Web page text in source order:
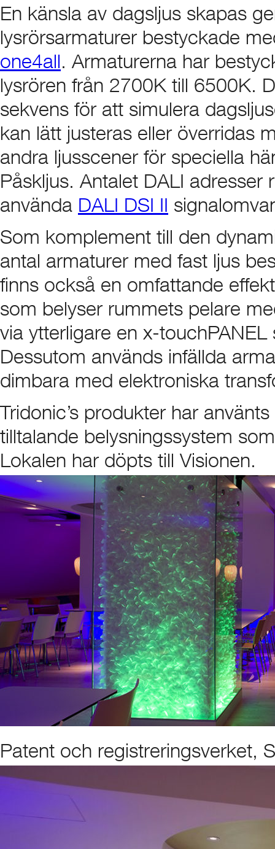
En känsla av dagsljus skapas
lysrörsarmaturer bestyckade
one4all. Armaturerna har
lysrören från 2700K till 6500K.
sekvens för att simulera
kan lätt justeras eller överridas
andra ljusscener för speciella
Påskljus. Antalet DALI
använda DALI DSI II
Som komplement till den
antal armaturer med fast ljus
finns också en omfattande
som belyser rummets pelare
via ytterligare en x-
Dessutom används infällda
dimbara med elektroniska
Tridonic’s produkter har
tilltalande belysningssystem
Lokalen har döpts till Visionen.
Patent och registreringsverket,